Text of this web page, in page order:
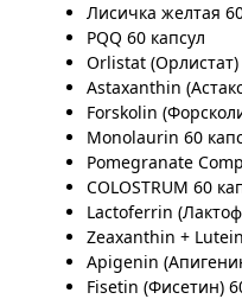
Лисичка желтая
PQQ 60 капсул
Orlistat (Орлистат)
Astaxanthin
Forskolin
Monolaurin 60
Pomegranate
COLOSTRUM 60
Lactoferrin
Zeaxanthin +
Apigenin
Fisetin (Фисетин)